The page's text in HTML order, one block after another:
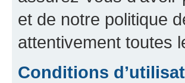
et de notre politique
attentivement toutes
Conditions